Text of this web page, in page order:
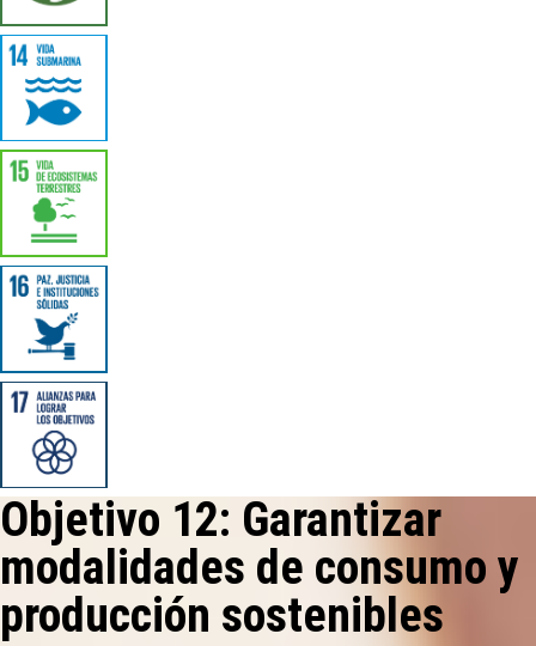
Objetivo 12: Garantizar
modalidades de consumo y
producción sostenibles